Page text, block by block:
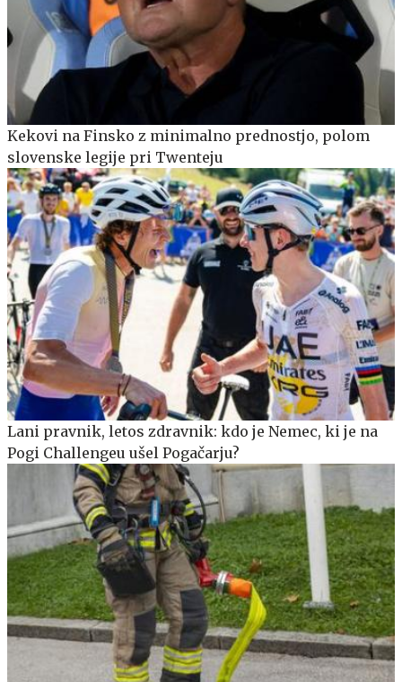
Kekovi na Finsko z minimalno prednostjo, polom
slovenske legije pri Twenteju
Lani pravnik, letos zdravnik: kdo je Nemec, ki je na
Pogi Challengeu ušel Pogačarju?